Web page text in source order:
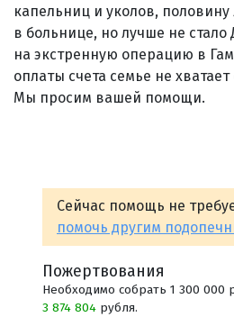
капельниц и уколов, половину
в больнице, но лучше не стало
на экстренную операцию в
оплаты счета семье не
Мы просим вашей помощи.
Сейчас помощь не
помочь другим
Пожертвования
Необходимо собрать 1 300 000
3 874 804 рубля.